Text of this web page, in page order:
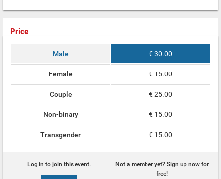
Price
Male € 30.00
Female € 15.00
Couple € 25.00
Non-binary € 15.00
Transgender € 15.00
Log in to join this event.
Not a member yet? Sign up now for
free!